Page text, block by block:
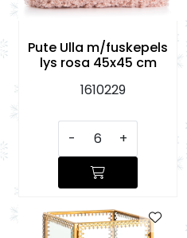
Pute Ulla m/fuskepels
lys rosa 45x45 cm
1610229
- +